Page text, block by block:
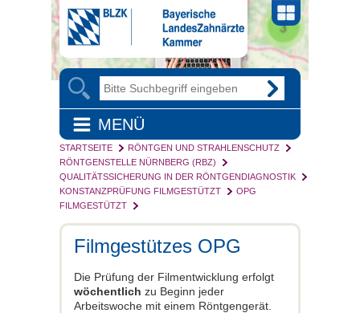
MENÜ
STARTSEITE
RÖNTGEN UND STRAHLENSCHUTZ
RÖNTGENSTELLE NÜRNBERG (RBZ)
QUALITÄTSSICHERUNG IN DER RÖNTGENDIAGNOSTIK
KONSTANZPRÜFUNG FILMGESTÜTZT
OPG
FILMGESTÜTZT
Filmgestützes OPG
Die Prüfung der Filmentwicklung erfolgt
wöchentlich zu Beginn jeder
Arbeitswoche mit einem Röntgengerät.